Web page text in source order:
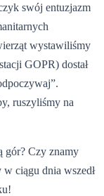
swój entuzjazm
wystawiliśmy
GOPR) dostał
ruszyliśmy na
gór? Czy znamy
ciągu dnia wszedł